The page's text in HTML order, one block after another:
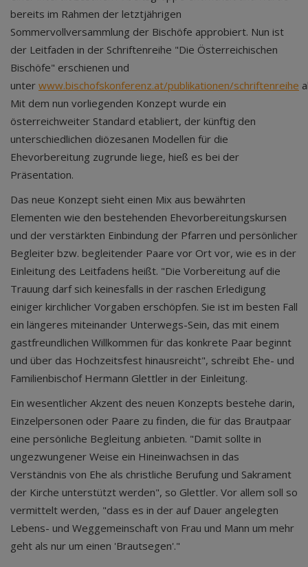
bereits im Rahmen der letztjährigen
Sommervollversammlung der Bischöfe approbiert. Nun ist
der Leitfaden in der Schriftenreihe "Die Österreichischen
Bischöfe" erschienen und
unter www.bischofskonferenz.at/publikationen/schriftenreihe
Mit dem nun vorliegenden Konzept wurde ein
österreichweiter Standard etabliert, der künftig den
unterschiedlichen diözesanen Modellen für die
Ehevorbereitung zugrunde liege, hieß es bei der
Präsentation.
Das neue Konzept sieht einen Mix aus bewährten
Elementen wie den bestehenden Ehevorbereitungskursen
und der verstärkten Einbindung der Pfarren und persönlicher
Begleiter bzw. begleitender Paare vor Ort vor, wie es in der
Einleitung des Leitfadens heißt. "Die Vorbereitung auf die
Trauung darf sich keinesfalls in der raschen Erledigung
einiger kirchlicher Vorgaben erschöpfen. Sie ist im besten Fall
ein längeres miteinander Unterwegs-Sein, das mit einem
gastfreundlichen Willkommen für das konkrete Paar beginnt
und über das Hochzeitsfest hinausreicht", schreibt Ehe- und
Familienbischof Hermann Glettler in der Einleitung.
Ein wesentlicher Akzent des neuen Konzepts bestehe darin,
Einzelpersonen oder Paare zu finden, die für das Brautpaar
eine persönliche Begleitung anbieten. "Damit sollte in
ungezwungener Weise ein Hineinwachsen in das
Verständnis von Ehe als christliche Berufung und Sakrament
der Kirche unterstützt werden", so Glettler. Vor allem soll so
vermittelt werden, "dass es in der auf Dauer angelegten
Lebens- und Weggemeinschaft von Frau und Mann um mehr
geht als nur um einen 'Brautsegen'."